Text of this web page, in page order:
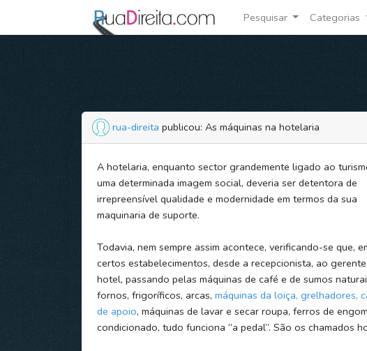
Pesquisar Categorias
rua-direita publicou: As máquinas na hotelaria
A hotelaria, enquanto sector grandemente ligado ao
uma determinada imagem social, deveria ser detentora de
irrepreensível qualidade e modernidade em termos da sua
maquinaria de suporte.
Todavia, nem sempre assim acontece, verificando-se que,
certos estabelecimentos, desde a recepcionista, ao
hotel, passando pelas máquinas de café e de sumos
fornos, frigoríficos, arcas, máquinas da loiça, grelhadores,
de apoio, máquinas de lavar e secar roupa, ferros de
condicionado, tudo funciona “a pedal”. São os chamados